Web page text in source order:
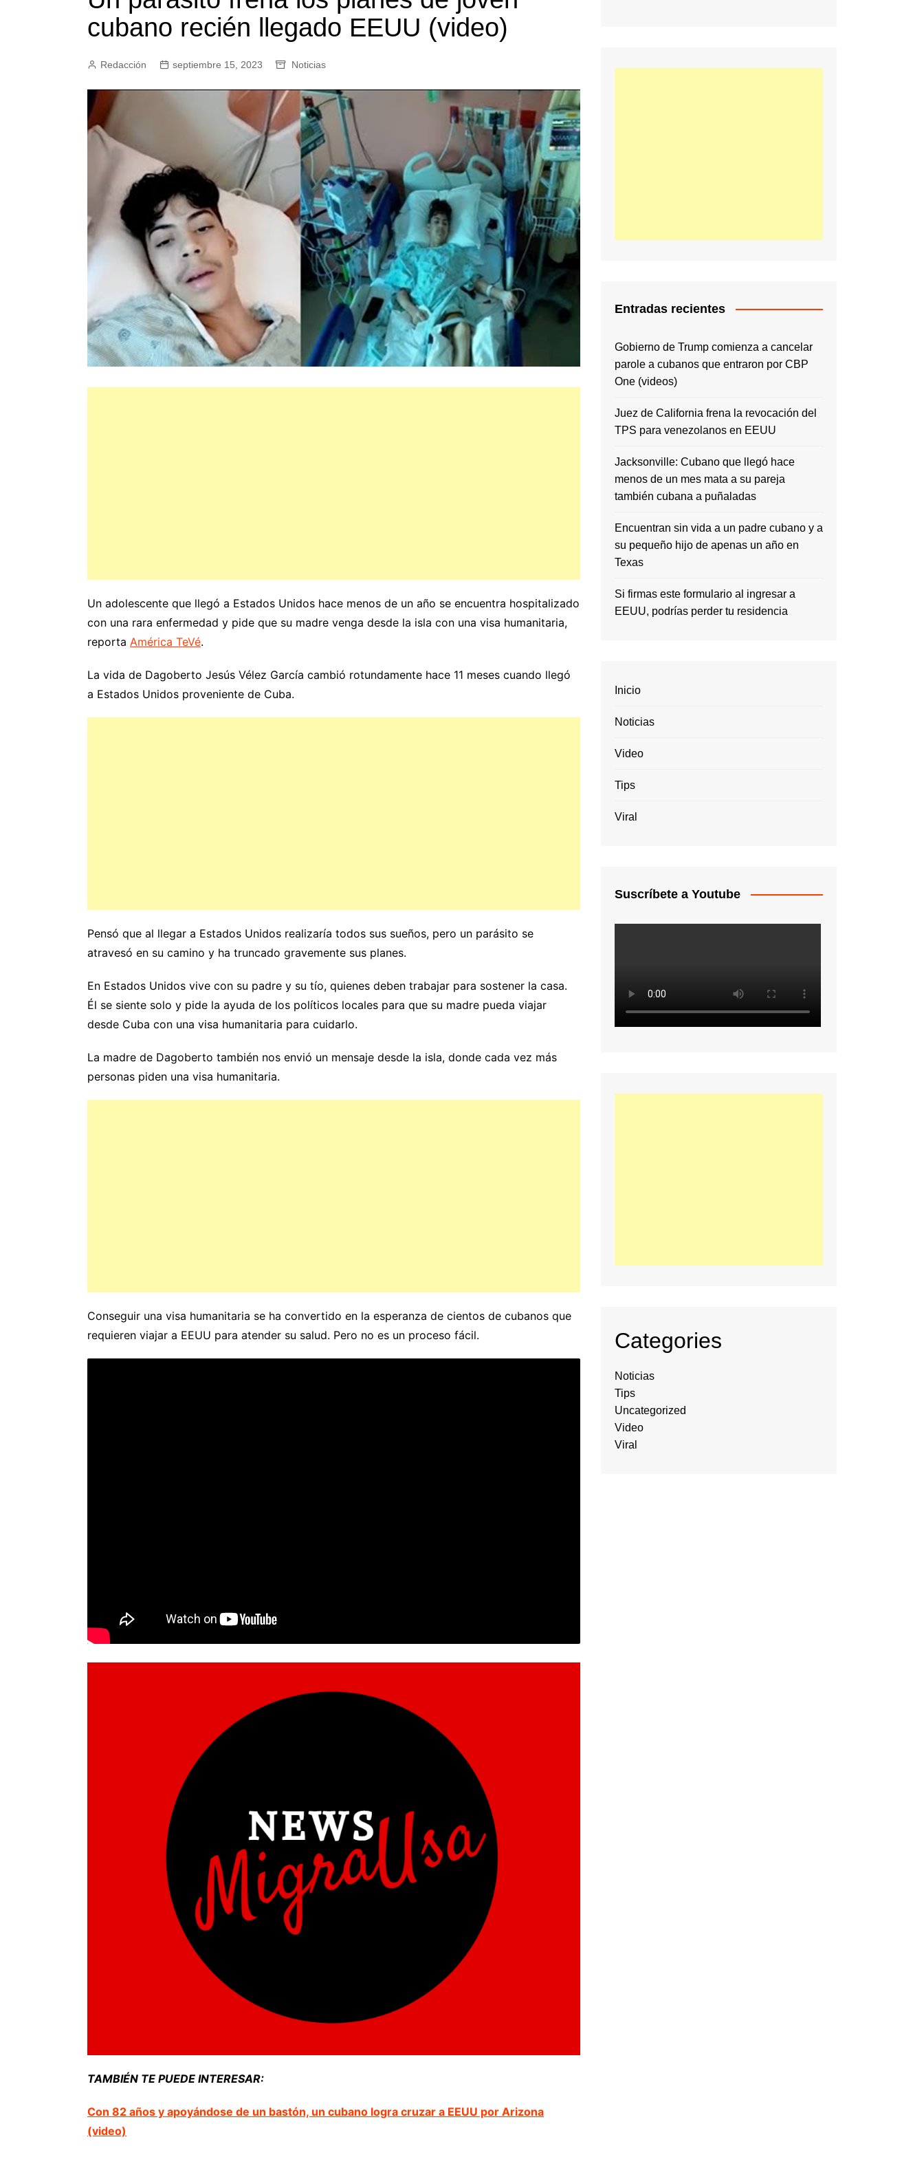
cubano recién llegado EEUU (video)
Redacción septiembre 15, 2023 Noticias
Un adolescente que llegó a Estados Unidos hace menos de un año se encuentra hospitalizado
con una rara enfermedad y pide que su madre venga desde la isla con una visa humanitaria,
reporta América TeVé.
La vida de Dagoberto Jesús Vélez García cambió rotundamente hace 11 meses cuando llegó
a Estados Unidos proveniente de Cuba.
Pensó que al llegar a Estados Unidos realizaría todos sus sueños, pero un parásito se
atravesó en su camino y ha truncado gravemente sus planes.
En Estados Unidos vive con su padre y su tío, quienes deben trabajar para sostener la casa.
Él se siente solo y pide la ayuda de los políticos locales para que su madre pueda viajar
desde Cuba con una visa humanitaria para cuidarlo.
La madre de Dagoberto también nos envió un mensaje desde la isla, donde cada vez más
personas piden una visa humanitaria.
Conseguir una visa humanitaria se ha convertido en la esperanza de cientos de cubanos que
requieren viajar a EEUU para atender su salud. Pero no es un proceso fácil.
TAMBIÉN TE PUEDE INTERESAR:
Con 82 años y apoyándose de un bastón, un cubano logra cruzar a EEUU por Arizona
(video)
Entradas recientes
Gobierno de Trump comienza a cancelar
parole a cubanos que entraron por CBP
One (videos)
Juez de California frena la revocación del
TPS para venezolanos en EEUU
Jacksonville: Cubano que llegó hace
menos de un mes mata a su pareja
también cubana a puñaladas
Encuentran sin vida a un padre cubano y a
su pequeño hijo de apenas un año en
Texas
Si firmas este formulario al ingresar a
EEUU, podrías perder tu residencia
Inicio
Noticias
Video
Tips
Viral
Suscríbete a Youtube
Categories
Noticias
Tips
Uncategorized
Video
Viral